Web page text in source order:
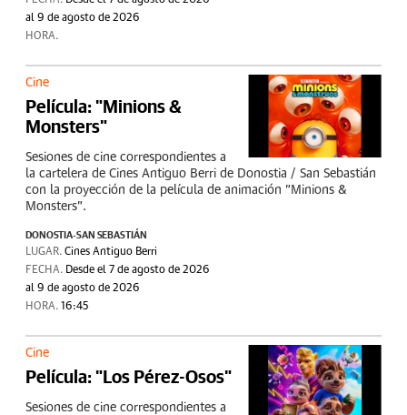
al 9 de agosto de 2026
HORA.
Cine
Película: "Minions &
Monsters"
Sesiones de cine correspondientes a
la cartelera de Cines Antiguo Berri de Donostia / San Sebastián
con la proyección de la película de animación "Minions &
Monsters".
DONOSTIA-SAN SEBASTIÁN
LUGAR. Cines Antiguo Berri
FECHA. Desde el 7 de agosto de 2026
al 9 de agosto de 2026
HORA. 16:45
Cine
Película: "Los Pérez-Osos"
Sesiones de cine correspondientes a